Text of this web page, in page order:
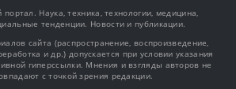
Наука, техника, технологии, медицина,
тенденции. Новости и публикации.
сайта (распространение, воспроизведение,
и др.) допускается при условии указания
гиперссылки. Мнения и взгляды авторов не
с точкой зрения редакции.